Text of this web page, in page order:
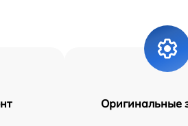
Оригинальные